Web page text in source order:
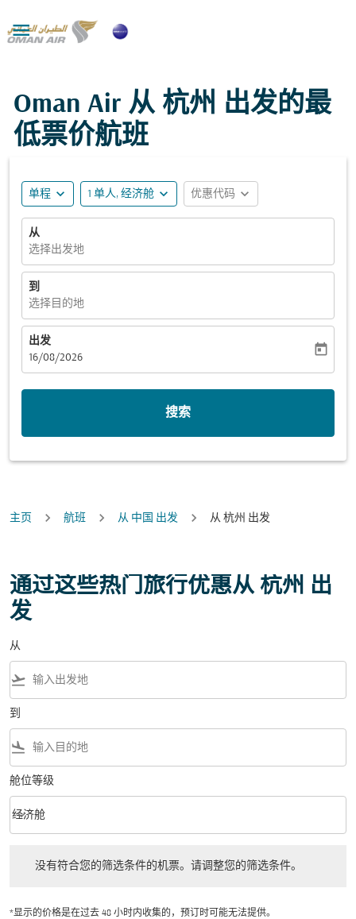

Oman Air 从 杭州 出发的最
低票价航班
单程 expand_more 1 单人, 经济舱 expand_more 优惠代码 expand_more
从
选择出发地
到
选择目的地
出发
fc-booking-departure-date-aria-label
16/08/2026
today
搜索
主页 航班 从 中国 出发 从 杭州 出发
通过这些热门旅行优惠从 杭州 出
发
从
flight_takeoff
到
flight_land
舱位等级
舱位等级 option 经济舱 Selected
经济舱
keyboard_arrow_down
没有符合您的筛选条件的机票。请调整您的筛选条件。
*显示的价格是在过去 48 小时内收集的，预订时可能无法提供。